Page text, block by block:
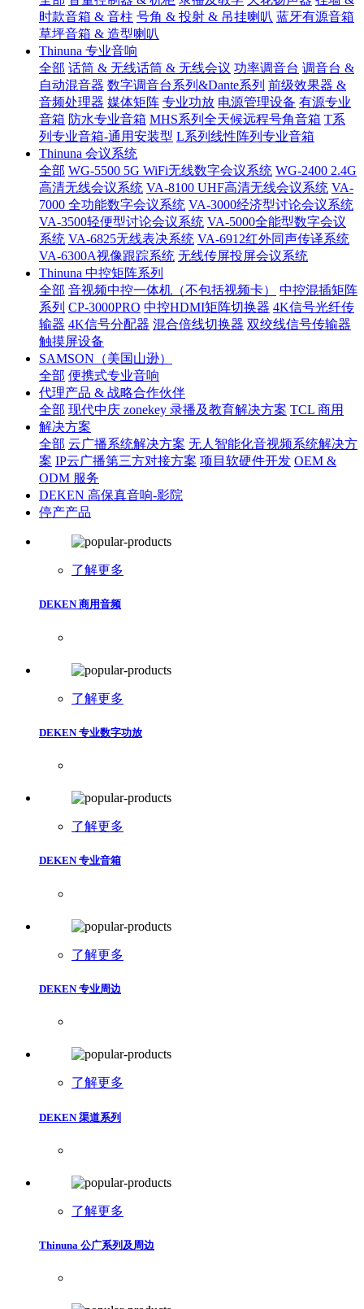
时款音箱 & 音柱 号角 & 投射 & 吊挂喇叭 蓝牙有源音箱
草坪音箱 & 造型喇叭
Thinuna 专业音响
全部 话筒 & 无线话筒 & 无线会议 功率调音台 调音台 &
自动混音器 数字调音台系列&Dante系列 前级效果器 &
音频处理器 媒体矩阵 专业功放 电源管理设备 有源专业
音箱 防水专业音箱 MHS系列全天候远程号角音箱 T系
列专业音箱-通用安装型 L系列线性阵列专业音箱
Thinuna 会议系统
全部 WG-5500 5G WiFi无线数字会议系统 WG-2400 2.4G
高清无线会议系统 VA-8100 UHF高清无线会议系统 VA-
7000 全功能数字会议系统 VA-3000经济型讨论会议系统
VA-3500轻便型讨论会议系统 VA-5000全能型数字会议
系统 VA-6825无线表决系统 VA-6912红外同声传译系统
VA-6300A视像跟踪系统 无线传屏投屏会议系统
Thinuna 中控矩阵系列
全部 音视频中控一体机（不包括视频卡）
中控混插矩阵
系列 CP-3000PRO 中控HDMI矩阵切换器 4K信号光纤传
输器 4K信号分配器 混合倍线切换器 双绞线信号传输器
触摸屏设备
SAMSON（美国山逊）
全部 便携式专业音响
代理产品 & 战略合作伙伴
全部 现代中庆 zonekey 录播及教育解决方案 TCL 商用
解决方案
全部 云广播系统解决方案 无人智能化音视频系统解决方
案 IP云广播第三方对接方案 项目软硬件开发 OEM &
ODM 服务
DEKEN 高保真音响-影院
停产产品
了解更多
DEKEN 商用音频
了解更多
DEKEN 专业数字功放
了解更多
DEKEN 专业音箱
了解更多
DEKEN 专业周边
了解更多
DEKEN 渠道系列
了解更多
Thinuna 公广系列及周边